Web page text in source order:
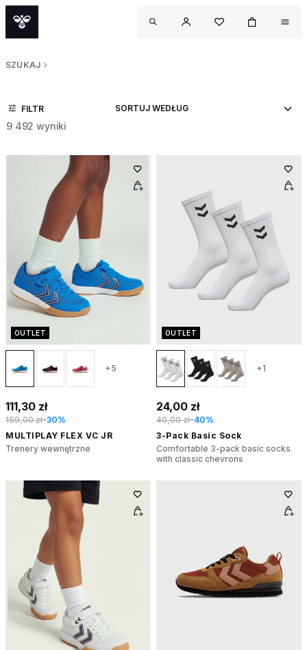
SZUKAJ
FILTR
9 492 wyniki
OUTLET
+5
111,30 zł
159,00 zł-30%
MULTIPLAY FLEX VC JR
Trenery wewnętrzne
OUTLET
+1
24,00 zł
40,00 zł-40%
3-Pack Basic Sock
Comfortable 3-pack basic socks
with classic chevrons